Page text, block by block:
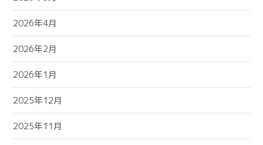
2026年4月
2026年2月
2026年1月
2025年12月
2025年11月